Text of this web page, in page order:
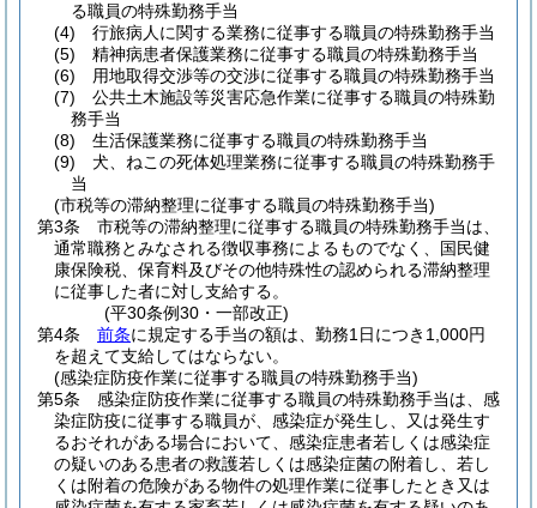
る職員の特殊勤務手当
(4)
行旅病人に関する業務に従事する職員の特殊勤務手当
(5)
精神病患者保護業務に従事する職員の特殊勤務手当
(6)
用地取得交渉等の交渉に従事する職員の特殊勤務手当
(7)
公共土木施設等災害応急作業に従事する職員の特殊勤
務手当
(8)
生活保護業務に従事する職員の特殊勤務手当
(9)
犬、ねこの死体処理業務に従事する職員の特殊勤務手
当
(市税等の滞納整理に従事する職員の特殊勤務手当)
第3条
市税等の滞納整理に従事する職員の特殊勤務手当は、
通常職務とみなされる徴収事務によるものでなく、国民健
康保険税、保育料及びその他特殊性の認められる滞納整理
に従事した者に対し支給する。
(平30条例30・一部改正)
第4条
前条に規定する手当の額は、勤務1日につき1,000円
を超えて支給してはならない。
(感染症防疫作業に従事する職員の特殊勤務手当)
第5条
感染症防疫作業に従事する職員の特殊勤務手当は、感
染症防疫に従事する職員が、感染症が発生し、又は発生す
るおそれがある場合において、感染症患者若しくは感染症
の疑いのある患者の救護若しくは感染症菌の附着し、若し
くは附着の危険がある物件の処理作業に従事したとき又は